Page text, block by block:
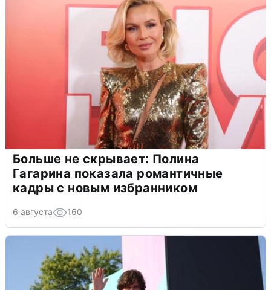
Больше не скрывает: Полина
Гагарина показала романтичные
кадры с новым избранником
6 августа 160